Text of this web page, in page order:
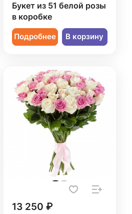
Букет из 51 белой розы
в коробке
Подробнее В корзину
13 250 ₽